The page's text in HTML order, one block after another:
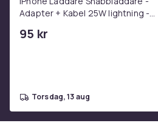
Adapter + Kabel 25W lightning -
95 kr
torsdag, 13 aug